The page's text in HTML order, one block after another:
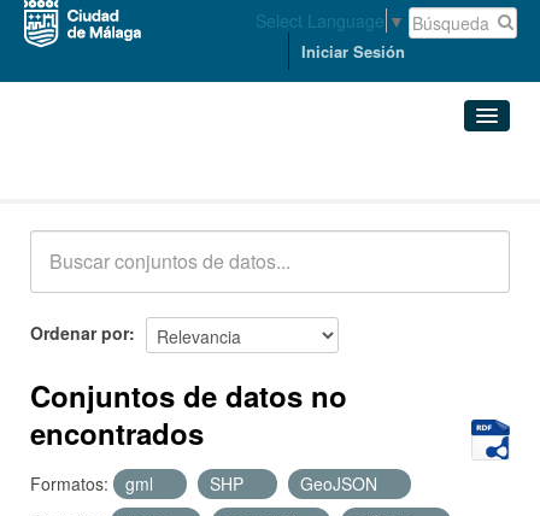
Select Language ▼
Iniciar Sesión
Acerca de
Ordenar por
Conjuntos de datos no
encontrados
Formatos: gml SHP
GeoJSON